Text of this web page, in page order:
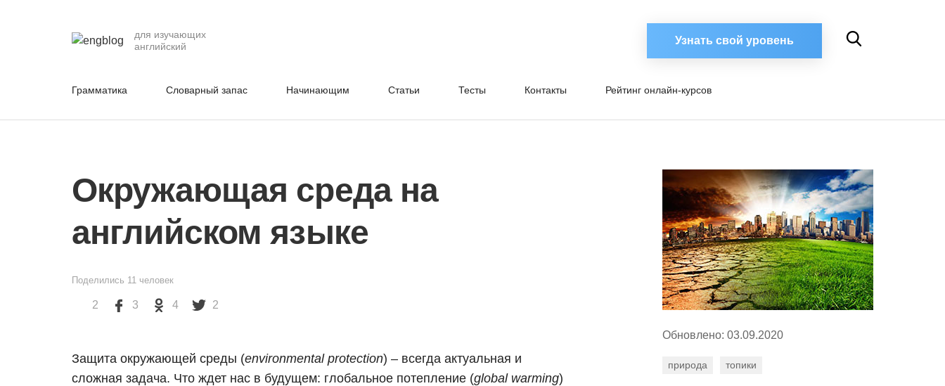
для изучающих
английский
Узнать свой уровень
Грамматика Словарный запас Начинающим Cтатьи Тесты Контакты Рейтинг онлайн-курсов
Окружающая среда на
английском языке
Поделились 11 человек
2 3 4 2
Защита окружающей среды (environmental protection) – всегда актуальная и
сложная задача. Что ждет нас в будущем: глобальное потепление (global warming)
Обновлено: 03.09.2020
природа топики